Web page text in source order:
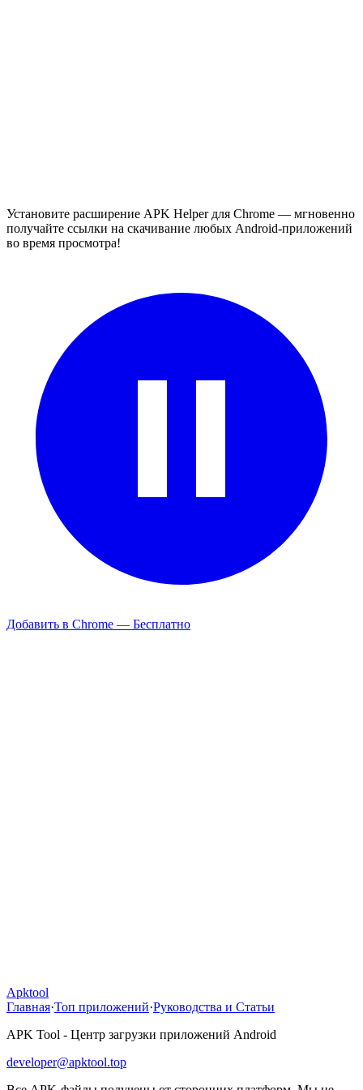
Установите расширение APK Helper для Chrome — мгновенно
получайте ссылки на скачивание любых Android-приложений
во время просмотра!
Добавить в Chrome — Бесплатно
Apktool
Главная·Топ приложений·Руководства и Статьи
APK Tool - Центр загрузки приложений Android
developer@apktool.top